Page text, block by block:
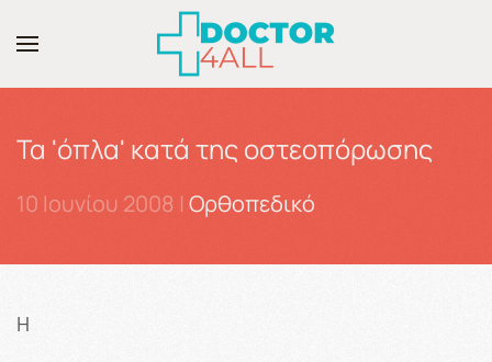
Skip to main content
Τα 'όπλα' κατά της οστεοπόρωσης
10 Ιουνίου 2008 | Ορθοπεδικό
Η